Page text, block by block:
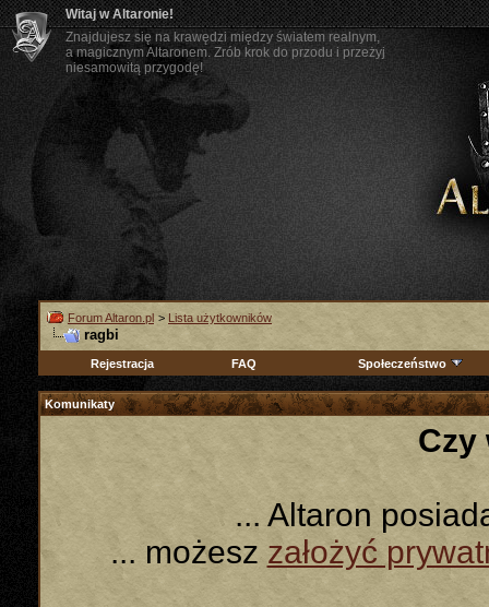
Witaj w Altaronie!
Znajdujesz się na krawędzi między światem realnym,
a magicznym Altaronem. Zrób krok do przodu i przeżyj
niesamowitą przygodę!
Forum Altaron.pl > Lista użytkowników
ragbi
Rejestracja FAQ Społeczeństwo
Komunikaty
Czy
... Altaron
... możeszzałożyć